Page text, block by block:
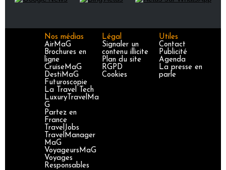
Nos médias
AirMaG
Brochures en
ligne
CruiseMaG
DestiMaG
Futuroscopie
La Travel Tech
LuxuryTravelMa
G
Partez en
France
TravelJobs
TravelManager
MaG
VoyageursMaG
Voyages
Responsables
Légal
Signaler un
contenu illicite
Plan du site
RGPD
Cookies
Utiles
Contact
Publicité
Agenda
La presse en
parle